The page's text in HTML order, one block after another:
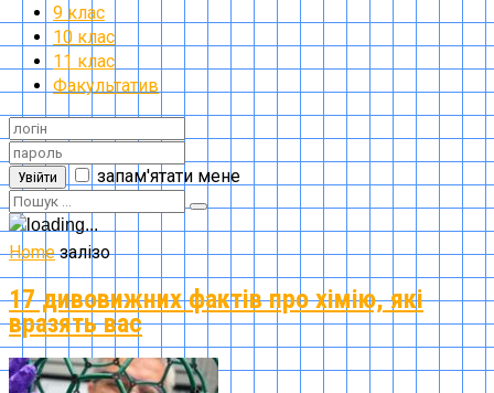
9 клас
10 клас
11 клас
Факультатив
Увійти запам'ятати мене
Home залізо
17 дивовижних фактів про хімію, які
вразять вас